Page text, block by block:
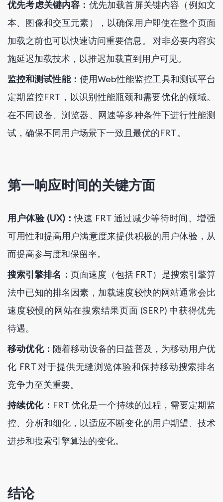
优先考虑关键内容： 优先加载首屏关键内容（例如文
本、图像和交互元素），以确保用户即使在整个页面
加载之前也可以快速访问重要信息。 对非必要内容实
施延迟加载技术，以推迟加载直到用户可见。
监控和测试性能： 使用Web性能监控工具和测试平台
定期监控FRT，以识别性能瓶颈和需要优化的领域。
在不同设备、浏览器、网速等多种条件下进行性能测
试，确保不同用户场景下一致且最优的FRT。
第一响应时间的关键方面
用户体验 (UX)：快速 FRT 通过减少等待时间、增强
可用性和提高用户满意度来提供积极的用户体验，从
而提高参与度和保留率。
搜索引擎排名： 页面速度（包括 FRT）是搜索引擎算
法中已知的排名因素，加载速度较快的网站通常会比
速度较慢的网站在搜索结果页面 (SERP) 中获得优先
待遇。
移动优化： 随着移动设备的日益普及，为移动用户优
化 FRT 对于提供无缝浏览体验和保持移动搜索排名
竞争力至关重要。
持续优化： FRT 优化是一个持续的过程，需要定期监
控、分析和细化，以适应不断变化的用户期望、技术
进步和搜索引擎算法的变化。
结论